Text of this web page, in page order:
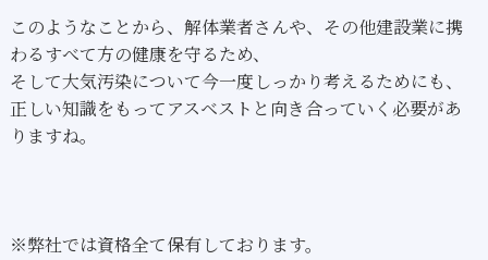
このようなことから、解体業者さんや、その他建設業に携
わるすべて方の健康を守るため、
そして大気汚染について今一度しっかり考えるためにも、
正しい知識をもってアスベストと向き合っていく必要があ
りますね。
※弊社では資格全て保有しております。